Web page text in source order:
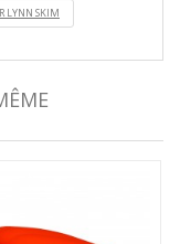
LYNN SKIM